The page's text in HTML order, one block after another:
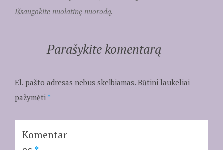
Išsaugokite nuolatinę nuorodą.
Parašykite komentarą
El. pašto adresas nebus skelbiamas. Būtini laukeliai
pažymėti *
Komentar